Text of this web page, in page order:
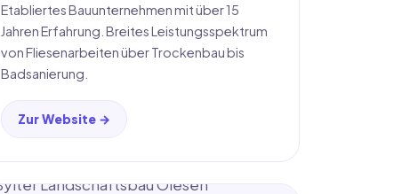
Etabliertes Bauunternehmen mit über 15
Jahren Erfahrung. Breites Leistungsspektrum
von Fliesenarbeiten über Trockenbau bis
Badsanierung.
Zur Website →